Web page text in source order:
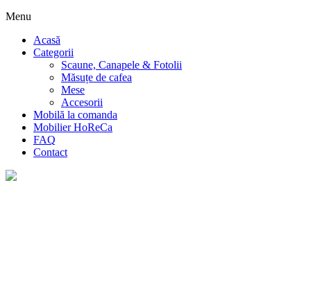
Menu
Acasă
Categorii
Scaune, Canapele & Fotolii
Măsuțe de cafea
Mese
Accesorii
Mobilă la comanda
Mobilier HoReCa
FAQ
Contact